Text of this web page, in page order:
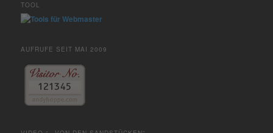
TOOL
AUFRUFE SEIT MAI 2009